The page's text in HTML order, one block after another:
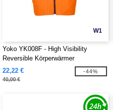
W1
Yoko YK008F - High Visibility
Reversible Körperwärmer
22,22 €
40,00 €
-44%